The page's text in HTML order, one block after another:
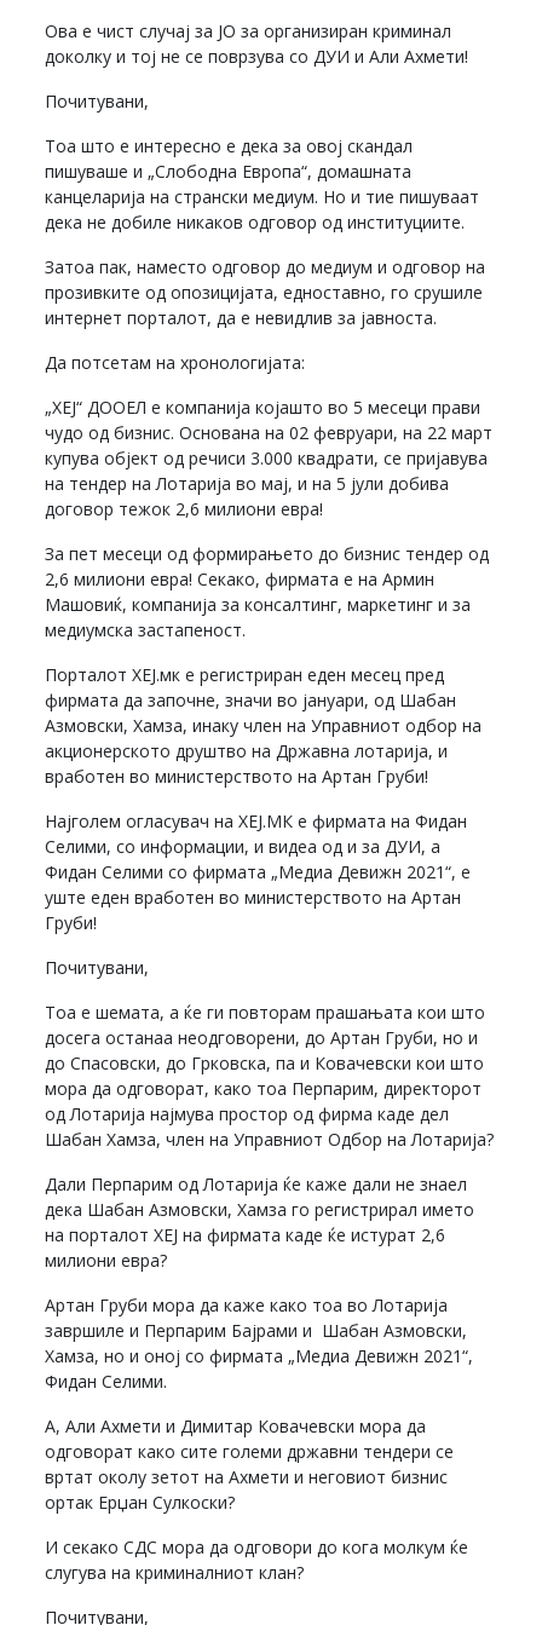
Ова е чист случај за ЈО за организиран криминал
доколку и тој не се поврзува со ДУИ и Али Ахмети!
Почитувани,
Тоа што е интересно е дека за овој скандал
пишуваше и „Слободна Европа“, домашната
канцеларија на странски медиум. Но и тие пишуваат
дека не добиле никаков одговор од институциите.
Затоа пак, наместо одговор до медиум и одговор на
прозивките од опозицијата, едноставно, го срушиле
интернет порталот, да е невидлив за јавноста.
Да потсетам на хронологијата:
„ХЕЈ“ ДООЕЛ е компанија којашто во 5 месеци прави
чудо од бизнис. Основана на 02 февруари, на 22 март
купува објект од речиси 3.000 квадрати, се пријавува
на тендер на Лотарија во мај, и на 5 јули добива
договор тежок 2,6 милиони евра!
За пет месеци од формирањето до бизнис тендер од
2,6 милиони евра! Секако, фирмата е на Армин
Машовиќ, компанија за консалтинг, маркетинг и за
медиумска застапеност.
Порталот ХЕЈ.мк е регистриран еден месец пред
фирмата да започне, значи во јануари, од Шабан
Азмовски, Хамза, инаку член на Управниот одбор на
акционерското друштво на Државна лотарија, и
вработен во министерството на Артан Груби!
Најголем огласувач на ХЕЈ.МК е фирмата на Фидан
Селими, со информации, и видеа од и за ДУИ, а
Фидан Селими со фирмата „Медиа Девижн 2021“, е
уште еден вработен во министерството на Артан
Груби!
Почитувани,
Тоа е шемата, а ќе ги повторам прашањата кои што
досега останаа неодговорени, до Артан Груби, но и
до Спасовски, до Грковска, па и Ковачевски кои што
мора да одговорат, како тоа Перпарим, директорот
од Лотарија најмува простор од фирма каде дел
Шабан Хамза, член на Управниот Одбор на Лотарија?
Дали Перпарим од Лотарија ќе каже дали не знаел
дека Шабан Азмовски, Хамза го регистрирал името
на порталот ХЕЈ на фирмата каде ќе истурат 2,6
милиони евра?
Артан Груби мора да каже како тоа во Лотарија
завршиле и Перпарим Бајрами и Шабан Азмовски,
Хамза, но и оној со фирмата „Медиа Девижн 2021“,
Фидан Селими.
А, Али Ахмети и Димитар Ковачевски мора да
одговорат како сите големи државни тендери се
вртат околу зетот на Ахмети и неговиот бизнис
ортак Ерџан Сулкоски?
И секако СДС мора да одговори до кога молкум ќе
слугува на криминалниот клан?
Почитувани,